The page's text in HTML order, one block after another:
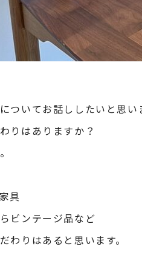
ついてお話ししたいと思い
りはありますか？
具
ビンテージ品など
わりはあると思います。